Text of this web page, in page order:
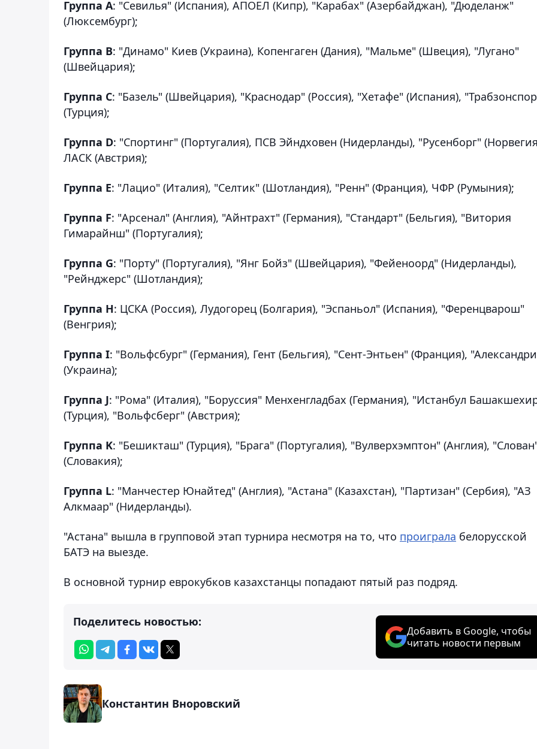
Группа A: "Севилья" (Испания), АПОЕЛ (Кипр), "Карабах" (Азербайджан), "Дюделанж"
(Люксембург);
Группа B: "Динамо" Киев (Украина), Копенгаген (Дания), "Мальме" (Швеция), "Лугано"
(Швейцария);
Группа C: "Базель" (Швейцария), "Краснодар" (Россия), "Хетафе" (Испания),
(Турция);
Группа D: "Спортинг" (Португалия), ПСВ Эйндховен (Нидерланды), "Русенборг"
ЛАСК (Австрия);
Группа E: "Лацио" (Италия), "Селтик" (Шотландия), "Ренн" (Франция), ЧФР (Румыния);
Группа F: "Арсенал" (Англия), "Айнтрахт" (Германия), "Стандарт" (Бельгия), "Витория
Гимарайнш" (Португалия);
Группа G: "Порту" (Португалия), "Янг Бойз" (Швейцария), "Фейеноорд" (Нидерланды),
"Рейнджерс" (Шотландия);
Группа H: ЦСКА (Россия), Лудогорец (Болгария), "Эспаньол" (Испания), "Ференцварош"
(Венгрия);
Группа I: "Вольфсбург" (Германия), Гент (Бельгия), "Сент-Энтьен" (Франция),
(Украина);
Группа J: "Рома" (Италия), "Боруссия" Менхенгладбах (Германия), "Истанбул
(Турция), "Вольфсберг" (Австрия);
Группа K: "Бешикташ" (Турция), "Брага" (Португалия), "Вулверхэмптон" (Англия),
(Словакия);
Группа L: "Манчестер Юнайтед" (Англия), "Астана" (Казахстан), "Партизан" (Сербия), "АЗ
Алкмаар" (Нидерланды).
"Астана" вышла в групповой этап турнира несмотря на то, что проиграла белорусской
БАТЭ на выезде.
В основной турнир еврокубков казахстанцы попадают пятый раз подряд.
Поделитесь новостью:
Добавить в Google, чтобы
читать новости первым
Константин Вноровский